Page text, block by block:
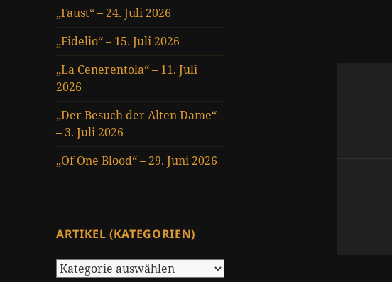
„Faust“ – 24. Juli 2026
„Fidelio“ – 15. Juli 2026
„La Cenerentola“ – 11. Juli
2026
„Der Besuch der Alten Dame“
– 3. Juli 2026
„Of One Blood“ – 29. Juni 2026
ARTIKEL (KATEGORIEN)
Artikel